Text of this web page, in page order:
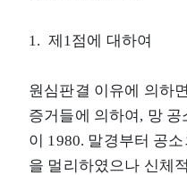
1. 제1점에 대하여
원심판결 이유에 의하
증거들에 의하여, 망
이 1980. 말경부터 공
을 멀리하였으나 신체